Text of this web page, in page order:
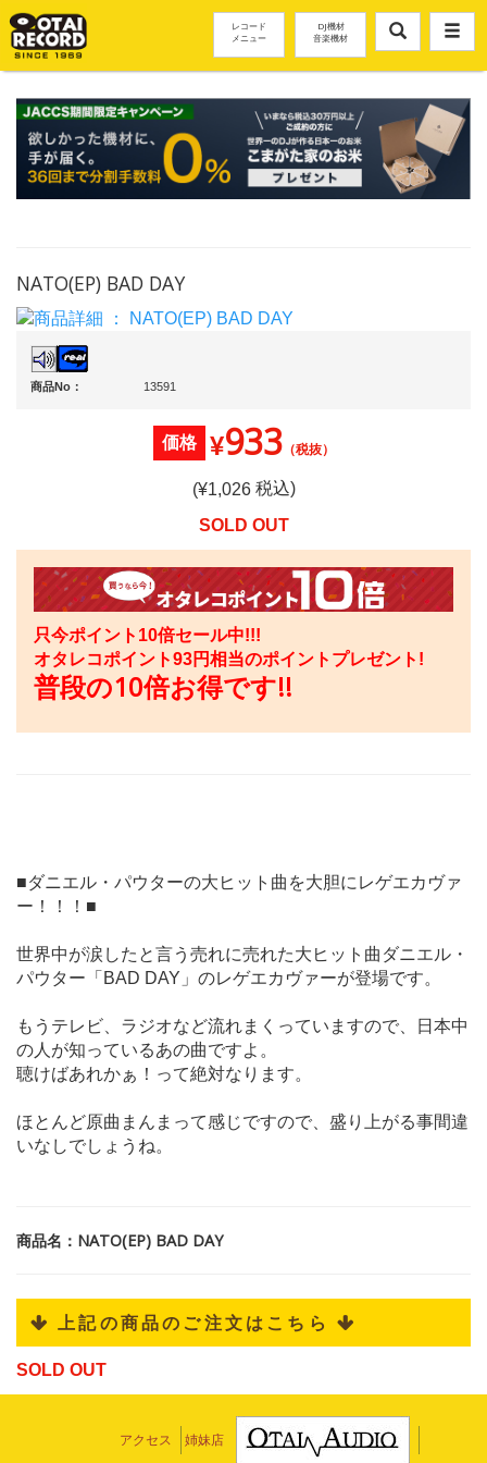
レコード
メニュー
DJ機材
音楽機材
NATO(EP) BAD DAY
商品No： 13591
価格 ¥933（税抜）
(¥1,026税込)
SOLD OUT
只今ポイント10倍セール中!!!
オタレコポイント93円相当のポイントプレゼント!
普段の10倍お得です!!
■ダニエル・パウターの大ヒット曲を大胆にレゲエカヴァ
ー！！！■
世界中が涙したと言う売れに売れた大ヒット曲ダニエル・
パウター「BAD DAY」のレゲエカヴァーが登場です。
もうテレビ、ラジオなど流れまくっていますので、日本中
の人が知っているあの曲ですよ。
聴けばあれかぁ！って絶対なります。
ほとんど原曲まんまって感じですので、盛り上がる事間違
いなしでしょうね。
商品名：NATO(EP) BAD DAY
 上記の商品のご注文はこちら 
SOLD OUT
アクセス 姉妹店